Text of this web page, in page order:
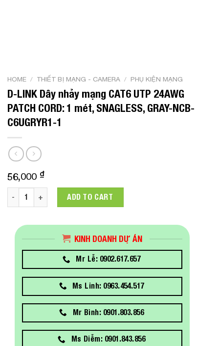
HOME / THIẾT BỊ MẠNG - CAMERA / PHỤ KIỆN MẠNG
D-LINK Dây nhảy mạng CAT6 UTP 24AWG
PATCH CORD: 1 mét, SNAGLESS, GRAY-NCB-
C6UGRYR1-1
56,000 ₫
D-LINK Dây nhảy mạng CAT6 UTP 24AWG PATCH CORD: 1
ADD TO CART
KINH DOANH DỰ ÁN
Mr Lễ: 0902.617.657
Ms Linh: 0963.454.517
Mr Bình: 0901.803.856
Ms Diễm: 0901.843.856